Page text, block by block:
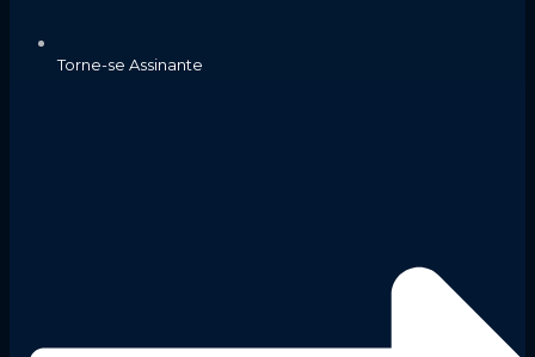
Torne-se Assinante